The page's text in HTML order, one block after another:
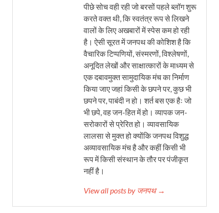
पीछे सोच वही रही जो बरसों पहले ब्लॉग शुरू
करते वक्त थी, कि स्वतंत्र रूप से लिखने
वालों के लिए अखबारों में स्पेस कम हो रही
है। ऐसी सूरत में जनपथ की कोशिश है कि
वैचारिक टिप्पणियों, संस्मरणों, विश्लेषणों,
अनूदित लेखों और साक्षात्कारों के माध्यम से
एक दबावमुक्त सामुदायिक मंच का निर्माण
किया जाए जहां किसी के छपने पर, कुछ भी
छपने पर, पाबंदी न हो। शर्त बस एक हैः जो
भी छपे, वह जन-हित में हो। व्यापक जन-
सरोकारों से प्रेरित हो। व्यावसायिक
लालसा से मुक्त हो क्योंकि जनपथ विशुद्ध
अव्यावसायिक मंच है और कहीं किसी भी
रूप में किसी संस्थान के तौर पर पंजीकृत
नहीं है।
View all posts by जनपथ →